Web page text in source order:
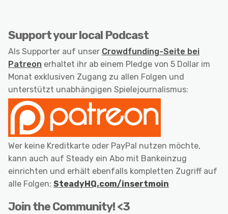
Support your local Podcast
Als Supporter auf unser Crowdfunding-Seite bei
Patreon erhaltet ihr ab einem Pledge von 5 Dollar im
Monat exklusiven Zugang zu allen Folgen und
unterstützt unabhängigen Spielejournalismus:
Wer keine Kreditkarte oder PayPal nutzen möchte,
kann auch auf Steady ein Abo mit Bankeinzug
einrichten und erhält ebenfalls kompletten Zugriff auf
alle Folgen: SteadyHQ.com/insertmoin
Join the Community! <3